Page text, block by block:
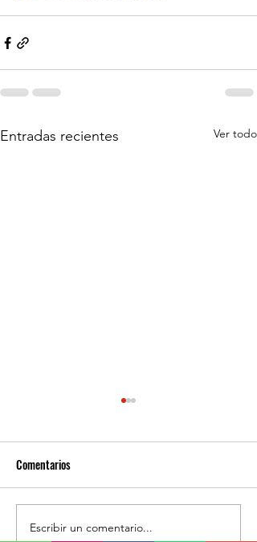
Entradas recientes Ver todo
REGIONAL: Servicios médicos
Comentarios
Escribir un comentario...